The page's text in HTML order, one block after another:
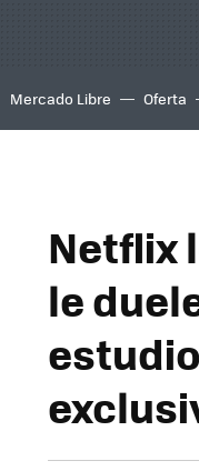
Mercado Libre Oferta
Netflix
le